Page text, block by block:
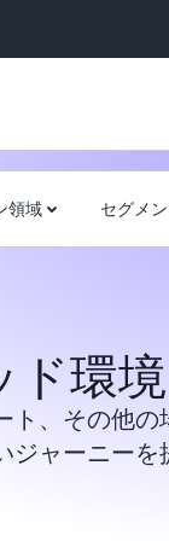
領域 セグメ
ド環境
ト、その他
ジャーニーを